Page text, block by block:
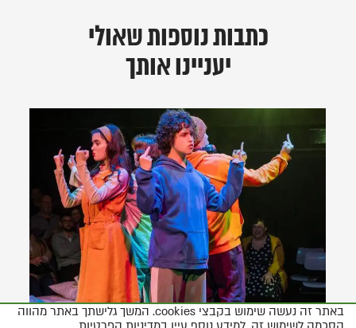
כתבות נוספות שאולי
יעניינו אותך
באתר זה נעשה שימוש בקבצי cookies. המשך גלישתך באתר מהווה